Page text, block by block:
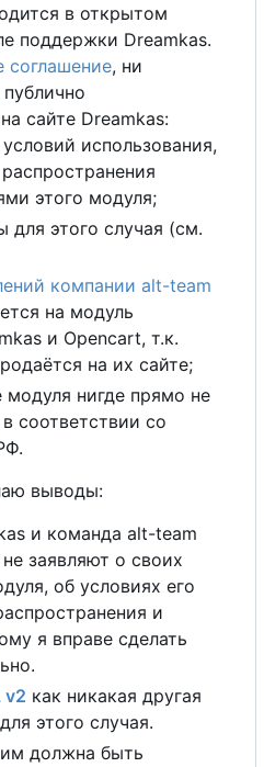
в открытом
поддержки Dreamkas.
соглашение, ни
публично
сайте Dreamkas:
использования,
этого модуля;
для этого случая (см.
компании alt-team
на модуль
и Opencart, т.к.
на их сайте;
нигде прямо не
соответствии со
выводы:
и команда alt-team
заявляют о своих
об условиях его
и
я вправе сделать
v2 как никакая другая
этого случая.
должна быть